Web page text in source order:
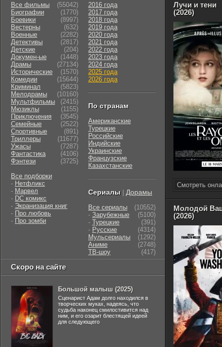
Лучи и тени
(2026)
Смотреть
Молодой
(2026)
Все фильмы
(55042)
Биографии
(1770)
Боевики
(8997)
Вестерны
(632)
Военные
(2282)
Детективы
(2817)
Детские
(204)
Докумен-ые
(1448)
Драмы
(27134)
Исторические
(1570)
Комедии
(15644)
Криминал
(5823)
Мелодрамы
(10160)
Мультфильмы
(2415)
Мюзиклы
(1155)
Приключения
(3545)
Семейные
(2522)
Cпортивные
(891)
Триллеры
(11677)
Ужасы
(7287)
Фантастика
(4106)
Фэнтези
(3725)
Все подборки
- Нетфликс
- Марвел
- DC комикс
- Экранизация книг
- Про любовь
- Про зомби
2016 года
2017 года
2018 года
2019 года
2020 года
2021 года
2022 года
2023 года
2024 года
2025 года
2026 года
По странам
Американские
Турецкие
Российские
Индийские
Украинские
Французские
Казахстанские
Сериалы Дорамы
Все сериалы
(10552)
- Зарубежные
(5100)
- Турецкие
(391)
- Русские
(4314)
Мульсериалы
(1292)
Аниме
(2748)
ТВ-шоу
(417)
Скоро на сайте
Большой малыш (2025)
Сценарист Адам долго находился в
творческих муках, надеясь, что
судьба наконец смилостивится над
ним, и его озарит блестящей идеей
для следующего